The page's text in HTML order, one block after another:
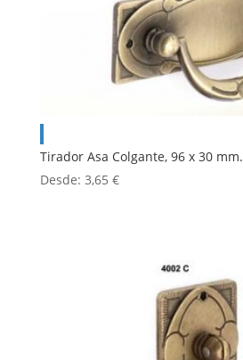
Tirador Asa Colgante, 96 x 30 mm.
Desde: 3,65 €